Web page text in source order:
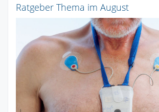
Ratgeber Thema im August